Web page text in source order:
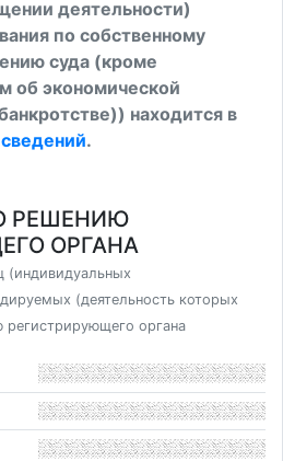
деятельности)
по собственному
суда (кроме
об экономической
находится в
.
РЕШЕНИЮ
ОРГАНА
(индивидуальных
(деятельность которых
органа